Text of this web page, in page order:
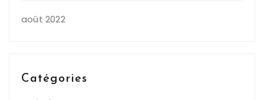
août 2022
Catégories